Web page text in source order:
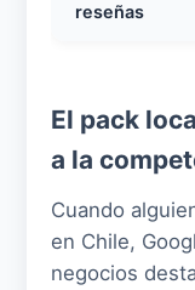
reseñas
El pack
a la
Cuando
en Chile,
negocios